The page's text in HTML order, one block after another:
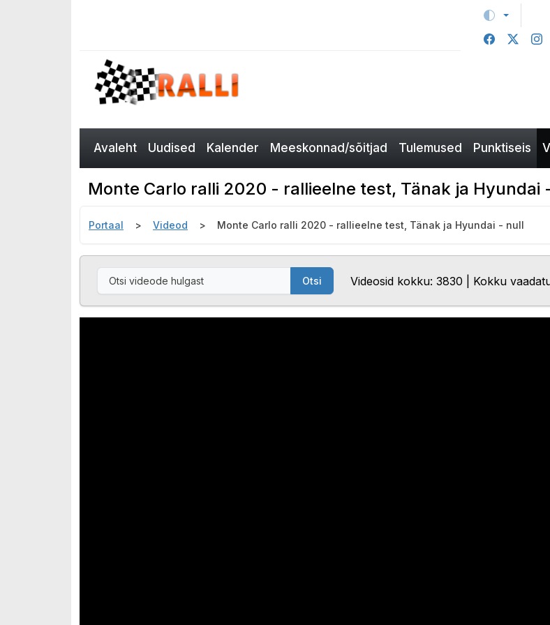
Avaleht Uudised Kalender Meeskonnad/sõitjad Tulemused Punktiseis
Monte Carlo ralli 2020 - rallieelne test, Tänak ja Hyundai
Portaal Videod Monte Carlo ralli 2020 - rallieelne test, Tänak ja Hyundai - null
Otsi Videosid kokku: 3830 | Kokku